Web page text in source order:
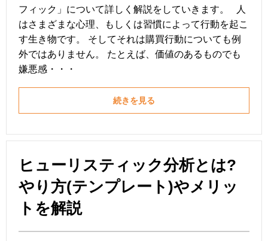
フィック」について詳しく解説をしていきます。 人
はさまざまな心理、もしくは習慣によって行動を起こ
す生き物です。 そしてそれは購買行動についても例
外ではありません。 たとえば、価値のあるものでも
嫌悪感・・・
続きを見る
ヒューリスティック分析とは?
やり方(テンプレート)やメリッ
トを解説